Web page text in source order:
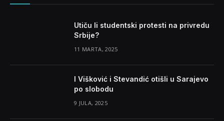
Utiču li studentski protesti na privredu
Srbije?
11 MARTA, 2025
I Višković i Stevandić otišli u Sarajevo
po slobodu
9 JULA, 2025